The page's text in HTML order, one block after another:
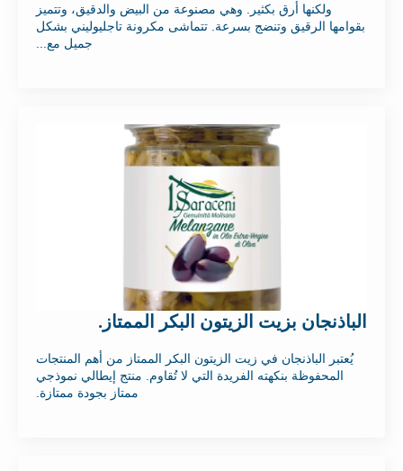
ولكنها أرق بكثير. وهي مصنوعة من البيض والدقيق، وتتميز
بقوامها الرقيق وتنضج بسرعة. تتماشى مكرونة تاجليوليني بشكل
جميل مع...
الباذنجان بزيت الزيتون البكر الممتاز.
يُعتبر الباذنجان في زيت الزيتون البكر الممتاز من أهم المنتجات
المحفوظة بنكهته الفريدة التي لا تُقاوم. منتج إيطالي نموذجي
ممتاز بجودة ممتازة.